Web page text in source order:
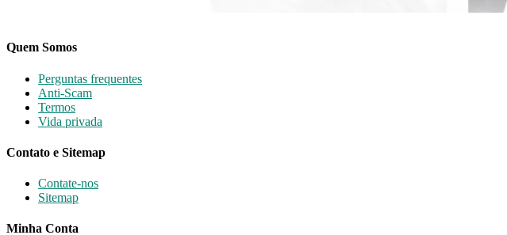
Quem Somos
Perguntas frequentes
Anti-Scam
Termos
Vida privada
Contato e Sitemap
Contate-nos
Sitemap
Minha Conta